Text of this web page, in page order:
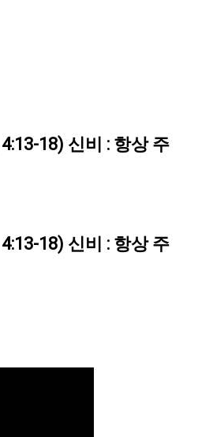
18) 신비 : 항상 주
18) 신비 : 항상 주